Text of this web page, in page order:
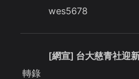
wes5678
轉錄
[網宣] 台大慈青社迎